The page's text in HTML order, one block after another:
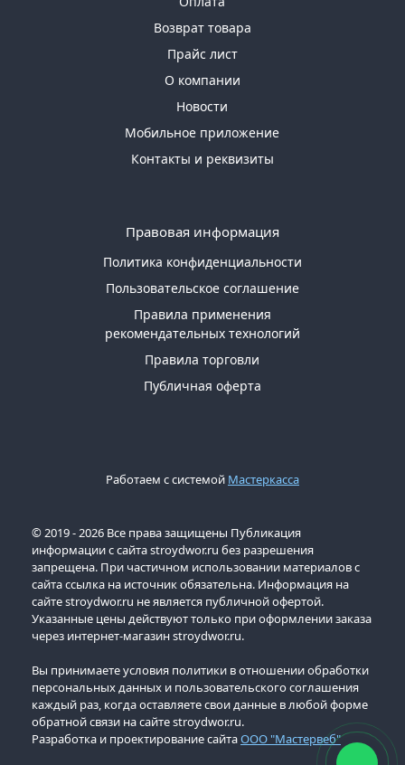
Возврат товара
Прайс лист
О компании
Новости
Мобильное приложение
Контакты и реквизиты
Правовая информация
Политика конфиденциальности
Пользовательское соглашение
Правила применения
рекомендательных технологий
Правила торговли
Публичная оферта
Работаем с системой Мастеркасса
© 2019 - 2026 Все права защищены Публикация
информации с сайта stroydwor.ru без разрешения
запрещена. При частичном использовании материалов с
сайта ссылка на источник обязательна. Информация на
сайте stroydwor.ru не является публичной офертой.
Указанные цены действуют только при оформлении заказа
через интернет-магазин stroydwor.ru.
Вы принимаете условия политики в отношении обработки
персональных данных и пользовательского соглашения
каждый раз, когда оставляете свои данные в любой форме
обратной связи на сайте stroydwor.ru.
Разработка и проектирование сайтаООО "Мастервеб"